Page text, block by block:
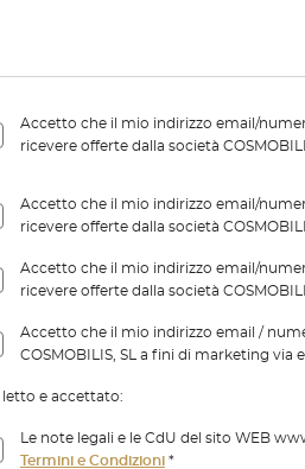
Accetto che il mio indirizzo email/
ricevere offerte dalla società
Accetto che il mio indirizzo email/
ricevere offerte dalla società
Accetto che il mio indirizzo email/
ricevere offerte dalla società
Accetto che il mio indirizzo email /
COSMOBILIS, SL a fini di marketing via
letto e accettato:
Le note legali e le CdU del sito WEB
Termini e Condizioni *